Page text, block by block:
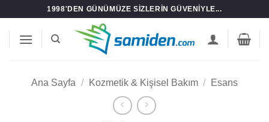
1998'DEN GÜNÜMÜZE SIZLERIN GÜVENIYLE...
Ana Sayfa / Kozmetik & Kişisel Bakım / Esans